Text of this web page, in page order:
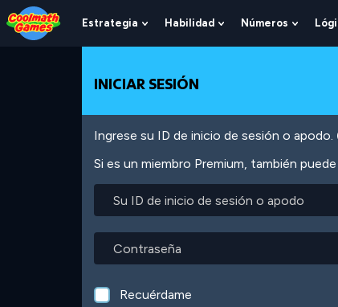
Skip
to
Top
Skip
to
Navigation
Skip
to
Main
Skip
to
Footer
Pasar
al
contenido
Estrategia
Show
Submenu
Estrategia
Habilidad
Show
Submenu
Números
Show
INICIAR SESIÓN
Ingrese su ID de inicio de sesión o apodo.
Si es un miembro Premium, también
inicio
sesión
o
apodoRecuérdame